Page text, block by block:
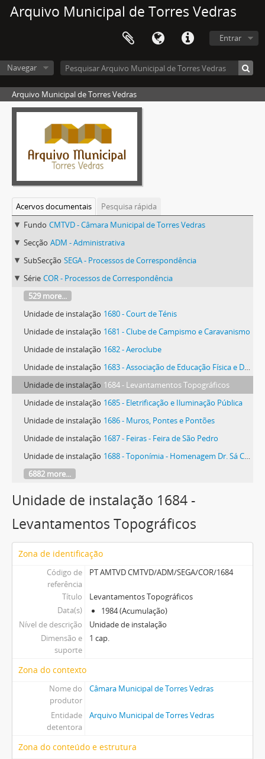
Arquivo Municipal de Torres Vedras
Entrar
Navegar
Arquivo Municipal de Torres Vedras
Acervos documentais
Pesquisa rápida
Fundo CMTVD - Câmara Municipal de Torres Vedras
Secção ADM - Administrativa
SubSecção SEGA - Processos de Correspondência
Série COR - Processos de Correspondência
529 more...
Unidade de instalação 1680 - Court de Ténis
Unidade de instalação 1681 - Clube de Campismo e Caravanismo
Unidade de instalação 1682 - Aeroclube
Unidade de instalação 1683 - Associação de Educação Física e Desportiva
Unidade de instalação 1684 - Levantamentos Topográficos
Unidade de instalação 1685 - Eletrificação e Iluminação Pública
Unidade de instalação 1686 - Muros, Pontes e Pontões
Unidade de instalação 1687 - Feiras - Feira de São Pedro
Unidade de instalação 1688 - Toponímia - Homenagem Dr. Sá Carneiro
6882 more...
Unidade de instalação 1684 -
Levantamentos Topográficos
Zona de identificação
Código de
referência
PT AMTVD CMTVD/ADM/SEGA/COR/1684
Título
Levantamentos Topográficos
Data(s)
1984 (Acumulação)
Nível de descrição
Unidade de instalação
Dimensão e
suporte
1 cap.
Zona do contexto
Nome do
produtor
Câmara Municipal de Torres Vedras
Entidade
detentora
Arquivo Municipal de Torres Vedras
Zona do conteúdo e estrutura